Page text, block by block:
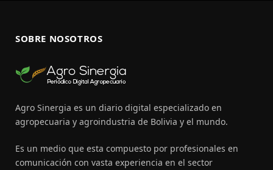
SOBRE NOSOTROS
Agro Sinergia es un diario digital especializado en
agropecuaria y agroindustria de Bolivia y el mundo.
Es un medio que esta compuesto por profesionales en
comunicación con vasta experiencia en el sector